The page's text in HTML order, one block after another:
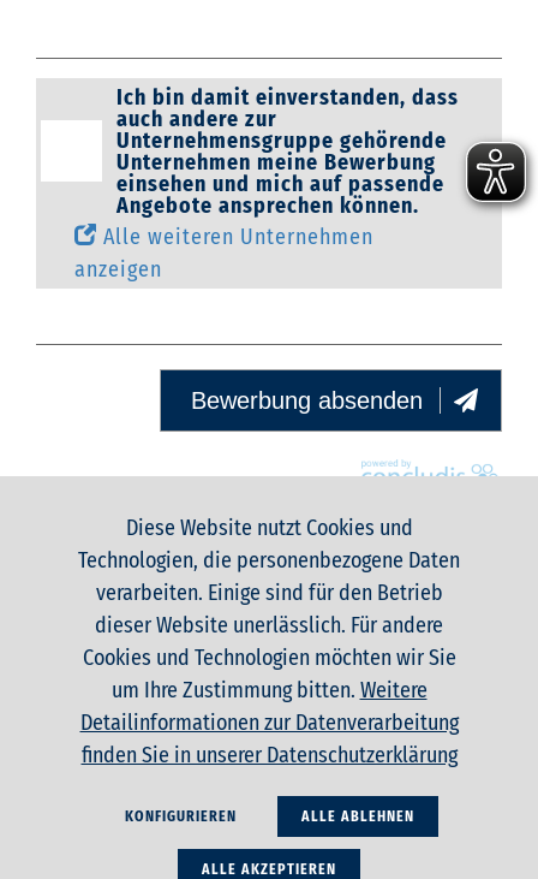
Tel.: +49 911/9666-0
Fax.: +49 911/9666-
1120
E-Mail:info@horst-
brandstaetter-
group.com
Kontakt Datenschutz
Im Rahmen des
s verarbeiten wir
personenbezogene
Daten:
Ihre Stammdaten
(Name, Vorname,
Namenszusätze)
Kontaktdaten
(Anschrift,
Telefonnummer,
E-Mail-Adresse)
en (Lebenslauf,
Anschreiben,
Abschlüsse)
Ich bin damit einverstanden, dass
auch andere zur
Unternehmensgruppe gehörende
Unternehmen meine Bewerbung
einsehen und mich auf passende
Angebote ansprechen können.
Alle weiteren Unternehmen
anzeigen
Bewerbung absenden
STARTSEITE
KONTAKT
DATENSCHUTZERKLÄRUNG
IMPRESSUM
Diese Website nutzt Cookies und
Technologien, die personenbezogene Daten
verarbeiten. Einige sind für den Betrieb
dieser Website unerlässlich. Für andere
Cookies und Technologien möchten wir Sie
um Ihre Zustimmung bitten. Weitere
Detailinformationen zur Datenverarbeitung
finden Sie in unserer Datenschutzerklärung
KONFIGURIEREN ALLE ABLEHNEN
ALLE AKZEPTIEREN